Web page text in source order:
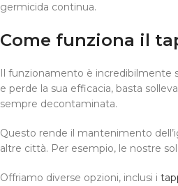
germicida continua.
Come funziona il
Il funzionamento è incredibilmente
e perde la sua efficacia, basta
sempre decontaminata.
Questo rende il mantenimento
altre città. Per esempio, le nostre
Offriamo diverse opzioni, inclusi i